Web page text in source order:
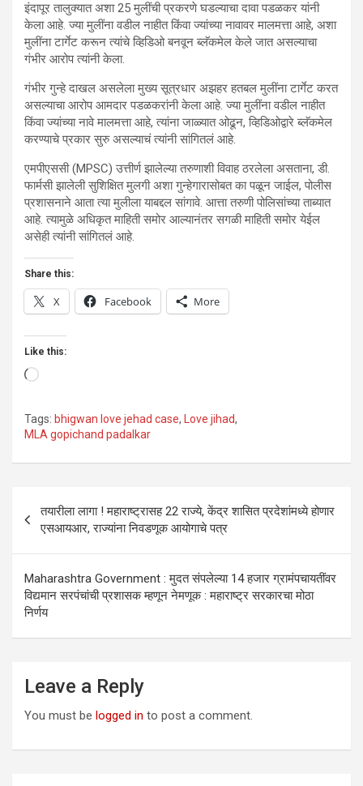
इंदापूर तालुक्यात अशा 25 मुलींची प्रकरणे घडल्याचा दावा पडळकर यांनी
केला आहे. ज्या मुलींना वडील नाहीत किंवा ज्यांच्या नावावर मालमत्ता आहे, अशा
मुलींना टार्गेट करून त्यांचे व्हिडिओ बनवून ब्लॅकमेल केले जात असल्याचा
गंभीर आरोप त्यांनी केला.
गंभीर गुन्हे दाखल असलेला मुख्य सूत्रधार अझहर हतबल मुलींना टार्गेट करत
असल्याचा आरोप आमदार पडळकरांनी केला आहे. ज्या मुलींना वडील नाहीत
किंवा ज्यांच्या नावे मालमत्ता आहे, त्यांना जाळ्यात ओढून, व्हिडिओद्वारे ब्लॅकमेल
करण्याचे प्रकार सुरु असल्याचं त्यांनी सांगितलं आहे.
एमपीएससी (MPSC) उत्तीर्ण झालेल्या तरुणाशी विवाह ठरलेला असताना, डी.
फार्मसी झालेली सुशिक्षित मुलगी अशा गुन्हेगारासोबत का पळून जाईल, पोलीस
प्रशासनाने आता त्या मुलीला याबद्दल सांगावे. आत्ता तरुणी पोलिसांच्या ताब्यात
आहे. त्यामुळे अधिकृत माहिती समोर आल्यानंतर सगळी माहिती समोर येईल
असेही त्यांनी सांगितलं आहे.
Share this:
X Facebook More
Like this:
Loading…
Tags: bhigwan love jehad case, Love jihad,
MLA gopichand padalkar
navigation
तयारीला लागा ! महाराष्ट्रासह 22 राज्ये, केंद्र शासित प्रदेशांमध्ये होणार
एसआयआर, राज्यांना निवडणूक आयोगाचे पत्र
Maharashtra Government : मुदत संपलेल्या 14 हजार ग्रामंपचायतींवर
विद्यमान सरपंचांची प्रशासक म्हणून नेमणूक : महाराष्ट्र सरकारचा मोठा
निर्णय
Leave a Reply
You must be logged in to post a comment.